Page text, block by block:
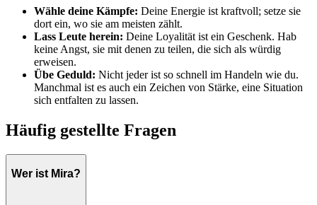
Wähle deine Kämpfe: Deine Energie ist kraftvoll; setze sie
dort ein, wo sie am meisten zählt.
Lass Leute herein: Deine Loyalität ist ein Geschenk. Hab
keine Angst, sie mit denen zu teilen, die sich als würdig
erweisen.
Übe Geduld: Nicht jeder ist so schnell im Handeln wie du.
Manchmal ist es auch ein Zeichen von Stärke, eine Situation
sich entfalten zu lassen.
Häufig gestellte Fragen
Wer ist Mira?